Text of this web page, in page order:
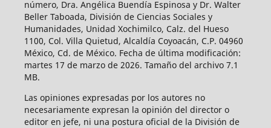
número, Dra. Angélica Buendía Espinosa y Dr. Walter
Beller Taboada, División de Ciencias Sociales y
Humanidades, Unidad Xochimilco, Calz. del Hueso
1100, Col. Villa Quietud, Alcaldía Coyoacán, C.P. 04960
México, Cd. de México. Fecha de última modificación:
martes 17 de marzo de 2026. Tamaño del archivo 7.1
MB.
Las opiniones expresadas por los autores no
necesariamente expresan la opinión del director o
editor en jefe, ni una postura oficial de la División de